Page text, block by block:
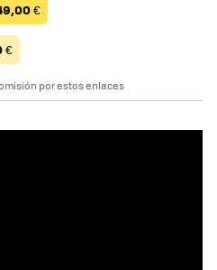
€
€
por estos enlaces